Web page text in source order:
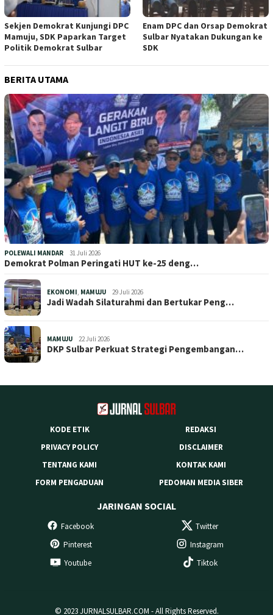
Sekjen Demokrat Kunjungi DPC
Mamuju, SDK Paparkan Target
Politik Demokrat Sulbar
Enam DPC dan Orsap Demokrat
Sulbar Nyatakan Dukungan ke
SDK
BERITA UTAMA
POLEWALI MANDAR 31 Juli 2026
Demokrat Polman Peringati HUT ke-25 deng…
EKONOMI, MAMUJU 29 Juli 2026
Jadi Wadah Silaturahmi dan Bertukar Peng…
MAMUJU 22 Juli 2026
DKP Sulbar Perkuat Strategi Pengembangan…
KODE ETIK
REDAKSI
PRIVACY POLICY
DISCLAIMER
TENTANG KAMI
KONTAK KAMI
FORM PENGADUAN
PEDOMAN MEDIA SIBER
JARINGAN SOCIAL
Facebook
Twitter
Pinterest
Instagram
Youtube
Tiktok
© 2023 JURNALSULBAR.COM - All Rights Reserved.